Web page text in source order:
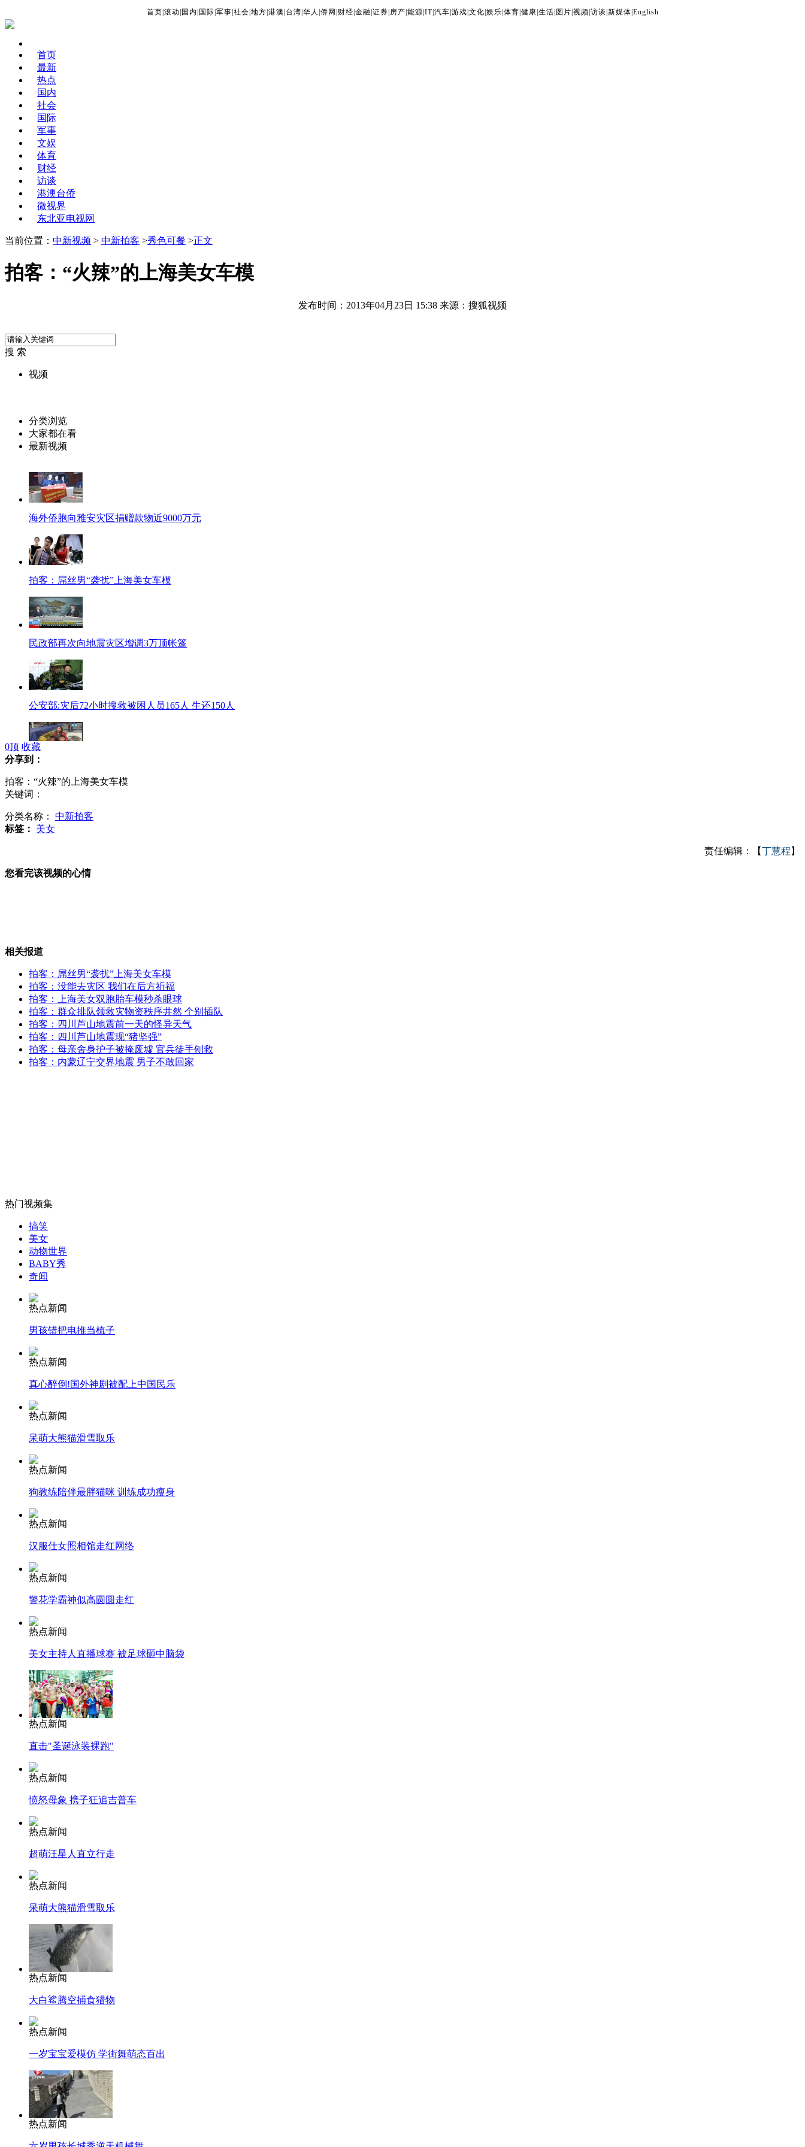
首页 滚动 国内 国际 军事 社会 地方 港澳 台湾 华人 侨网 财经 金融 证券 房产 能源 IT| 汽车 游戏 文化 娱乐 体育 健康 生活 图片 视频 访谈 新媒体 English
首页
最新
热点
国内
社会
国际
军事
文娱
体育
财经
访谈
港澳台侨
微视界
东北亚电视网
当前位置： 中新视频 > 中新拍客 >秀色可餐 >正文
拍客：“火辣”的上海美女车模
发布时间：2013年04月23日 15:38 来源：搜狐视频
搜 索
视频
分类浏览
大家都在看
最新视频
海外侨胞向雅安灾区捐赠款物近9000万元
拍客：屌丝男“袭扰”上海美女车模
民政部再次向地震灾区增调3万顶帐篷
公安部:灾后72小时搜救被困人员165人 生还150人
大批救援物资运抵宝兴县城 仍急缺帐篷大型炊具
雅安地区44座加油站受损 全部煤矿停产
日媒批评内阁成员参拜靖国神社
抗震救灾物资一律实行第三方转运
无痛分娩是否安全 医生回应
外交部：反对强权政治霸凌主义
外交部：有关国家言论片面不公正
安徽一实载49人客车翻车
走！跟着总书记去植树
纽约上演“枕头大战”
0顶 收藏
分享到：
拍客：“火辣”的上海美女车模
关键词：
分类名称： 中新拍客
标签：
美女
责任编辑：【丁慧程 】
您看完该视频的心情
相关报道
拍客：屌丝男“袭扰”上海美女车模
拍客：没能去灾区 我们在后方祈福
拍客：上海美女双胞胎车模秒杀眼球
拍客：群众排队领救灾物资秩序井然 个别插队
拍客：四川芦山地震前一天的怪异天气
拍客：四川芦山地震现“猪坚强”
拍客：母亲舍身护子被掩废墟 官兵徒手刨救
拍客：内蒙辽宁交界地震 男子不敢回家
热门视频集
搞笑
美女
动物世界
BABY秀
奇闻
热点新闻
男孩错把电推当梳子
热点新闻
真心醉倒!国外神剧被配上中国民乐
热点新闻
呆萌大熊猫滑雪取乐
热点新闻
狗教练陪伴最胖猫咪 训练成功瘦身
热点新闻
汉服仕女照相馆走红网络
热点新闻
警花学霸神似高圆圆走红
热点新闻
美女主持人直播球赛 被足球砸中脑袋
热点新闻
直击"圣诞泳装裸跑"
热点新闻
愤怒母象 携子狂追吉普车
热点新闻
超萌汪星人直立行走
热点新闻
呆萌大熊猫滑雪取乐
热点新闻
大白鲨腾空捕食猎物
热点新闻
一岁宝宝爱模仿 学街舞萌态百出
热点新闻